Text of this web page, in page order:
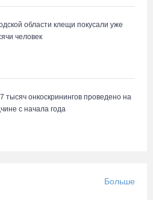
Сбербанка в СЗФО достиг
2026 года
мошенника за сына и отдала
области клещи покусали уже
человек
тысяч онкоскринингов проведено на
с начала года
Больше